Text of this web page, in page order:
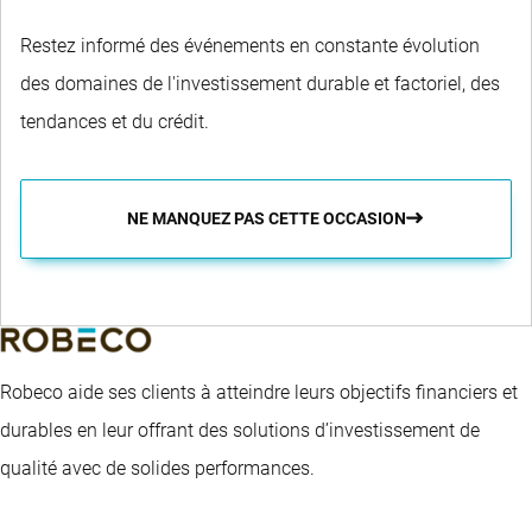
Restez informé des événements en constante évolution
des domaines de l'investissement durable et factoriel, des
tendances et du crédit.
NE MANQUEZ PAS CETTE OCCASION
Robeco aide ses clients à atteindre leurs objectifs financiers et
durables en leur offrant des solutions d’investissement de
qualité avec de solides performances.